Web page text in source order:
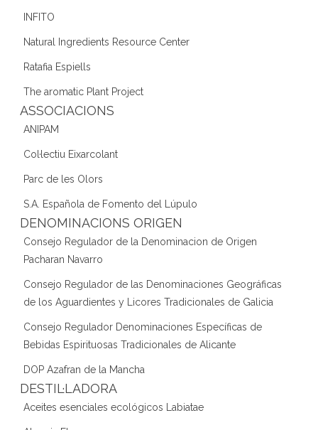
INFITO
Natural Ingredients Resource Center
Ratafia Espiells
The aromatic Plant Project
ASSOCIACIONS
ANIPAM
Col·lectiu Eixarcolant
Parc de les Olors
S.A. Española de Fomento del Lúpulo
DENOMINACIONS ORIGEN
Consejo Regulador de la Denominacion de Origen
Pacharan Navarro
Consejo Regulador de las Denominaciones Geográficas
de los Aguardientes y Licores Tradicionales de Galicia
Consejo Regulador Denominaciones Específicas de
Bebidas Espirituosas Tradicionales de Alicante
DOP Azafran de la Mancha
DESTIL·LADORA
Aceites esenciales ecológicos Labiatae